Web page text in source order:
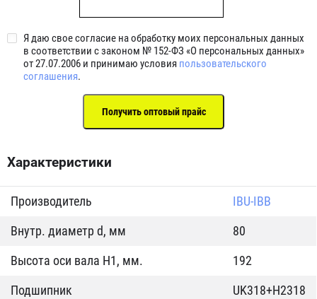
Я даю свое согласие на обработку моих персональных данных
в соответствии с законом № 152-ФЗ «О персональных данных»
от 27.07.2006 и принимаю условия пользовательского
соглашения.
Характеристики
Производитель
IBU-IBB
Внутр. диаметр d, мм
80
Высота оси вала H1, мм.
192
Подшипник
UK318+H2318